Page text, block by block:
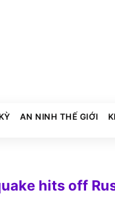
AN NINH THẾ GIỚI
hits off